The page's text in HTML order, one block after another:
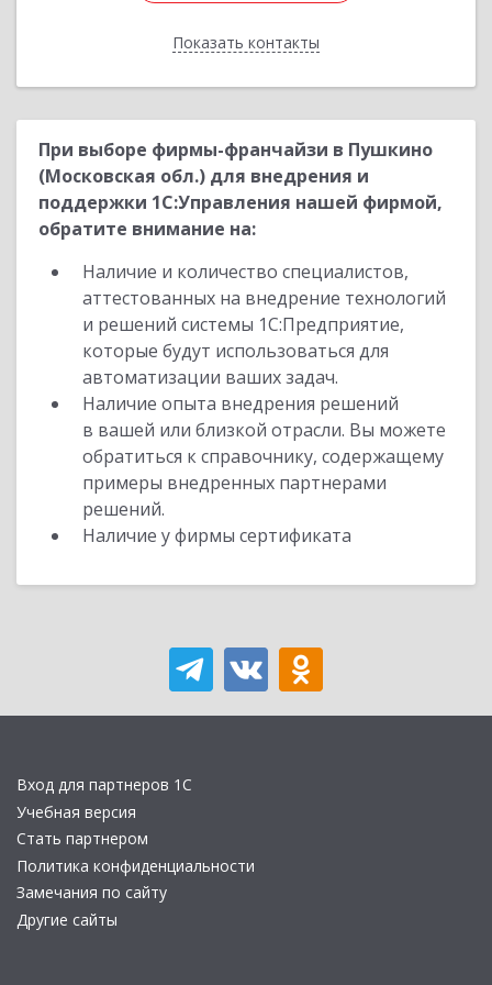
Показать контакты
Назад
При выборе фирмы-франчайзи в Пушкино
(Московская обл.) для внедрения и
поддержки 1С:Управления нашей фирмой,
обратите внимание на:
Наличие и количество специалистов,
аттестованных на внедрение технологий
и решений системы 1С:Предприятие,
которые будут использоваться для
автоматизации ваших задач.
Наличие опыта внедрения решений
в вашей или близкой отрасли. Вы можете
обратиться к справочнику, содержащему
примеры внедренных партнерами
решений.
Наличие у фирмы сертификата
Вход для партнеров 1С
Учебная версия
Стать партнером
Политика конфиденциальности
Замечания по сайту
Другие сайты